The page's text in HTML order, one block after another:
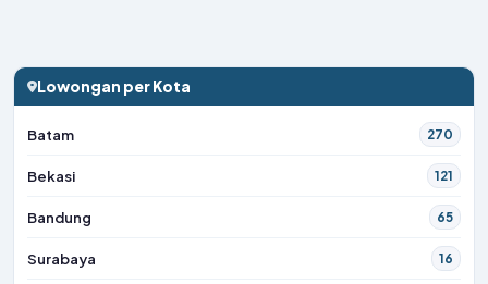
Lowongan per Kota
Batam 270
Bekasi 121
Bandung 65
Surabaya 16